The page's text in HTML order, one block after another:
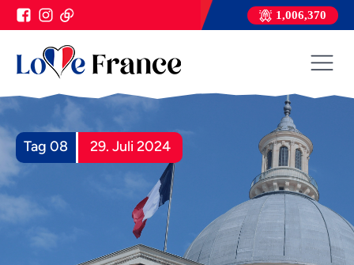
1,006,370
Tag 08 29. Juli 2024